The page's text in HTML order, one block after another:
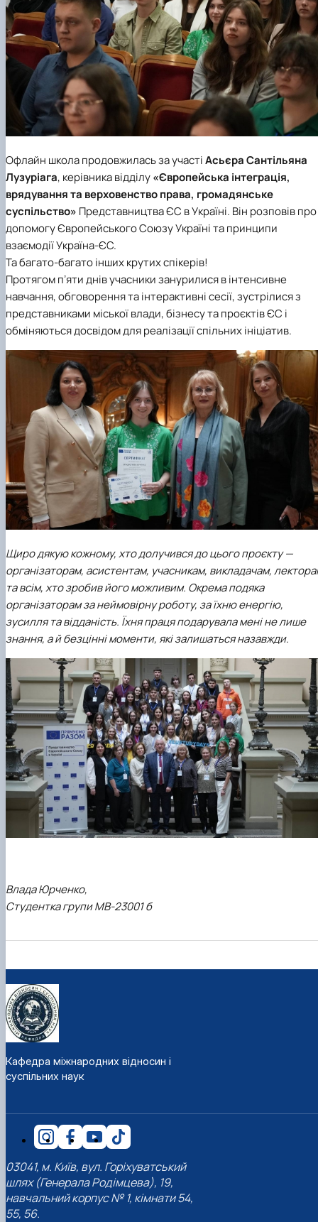
Офлайн школа продовжилась за участіАсьєра Сантільяна
Лузуріага, керівника відділу«Європейська інтеграція,
врядування та верховенство права, громадянське
суспільство» Представництва ЄС в Україні. Він розповів про
допомогу Європейського Союзу Україні та принципи
взаємодії Україна-ЄС.
Та багато-багато інших крутих спікерів!
Протягом пʼяти днів учасники занурилися в інтенсивне
навчання, обговорення та інтерактивні сесії, зустрілися з
представниками міської влади, бізнесу та проєктів ЄС і
обміняються досвідом для реалізації спільних ініціатив.
Щиро дякую кожному, хто долучився до цього проєкту —
організаторам, асистентам, учасникам, викладачам,
та всім, хто зробив його можливим. Окрема подяка
організаторам за неймовірну роботу, за їхню енергію,
зусилля та відданість. Їхня праця подарувала мені не лише
знання, а й безцінні моменти, які залишаться назавжди.
Влада Юрченко,
Студентка групи МВ-23001 б
Кафедра міжнародних відносин і
суспільних наук
03041, м. Київ, вул. Горіхуватський
шлях (Генерала Родімцева), 19,
навчальний корпус № 1, кімнати 54,
55, 56.